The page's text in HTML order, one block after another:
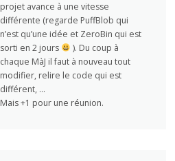
projet avance à une vitesse
différente (regarde PuffBlob qui
n’est qu’une idée et ZeroBin qui est
sorti en 2 jours
). Du coup à
chaque MàJ il faut à nouveau tout
modifier, relire le code qui est
différent, …
Mais +1 pour une réunion.